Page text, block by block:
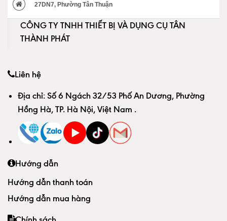
27DN7, Phường Tân Thuận
CÔNG TY TNHH THIẾT BỊ VÀ DỤNG CỤ TÂN
THÀNH PHÁT
Liên hệ
Địa chỉ: Số 6 Ngách 32/53 Phố An Dương, Phường
Hồng Hà, TP. Hà Nội, Việt Nam .
Hướng dẫn
Hướng dẫn thanh toán
Hướng dẫn mua hàng